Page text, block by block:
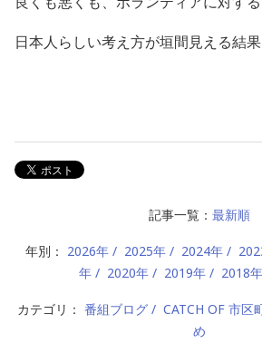
日本人らしい考え方が垣間見える結果
記事一覧： 最新順
年別： 2026年 2025年 2024年
年
2020年 2019年 2018年
カテゴリ： 番組ブログ CATCH OF 市区
め